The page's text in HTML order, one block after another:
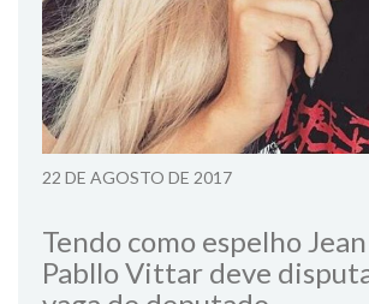
22 DE AGOSTO DE 2017
Tendo como espelho
Pabllo Vittar deve